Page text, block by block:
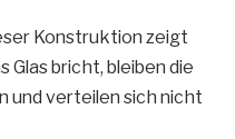
Konstruktion zeigt
Glas bricht, bleiben die
und verteilen sich nicht